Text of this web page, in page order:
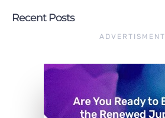
Recent Posts
ADVERTISMENT